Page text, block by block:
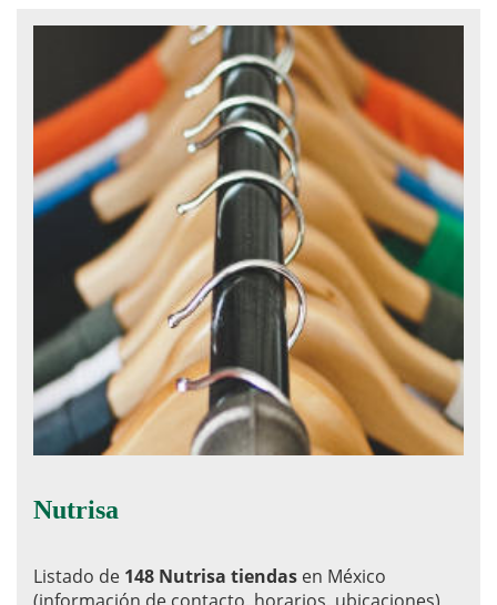
Nutrisa
Listado de 148 Nutrisa tiendas en México